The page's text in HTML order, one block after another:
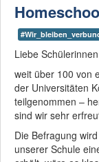
Liebe
weit über 100 von
der Universitäten
teilgenommen –
sind wir sehr
Die Befragung
unserer Schule